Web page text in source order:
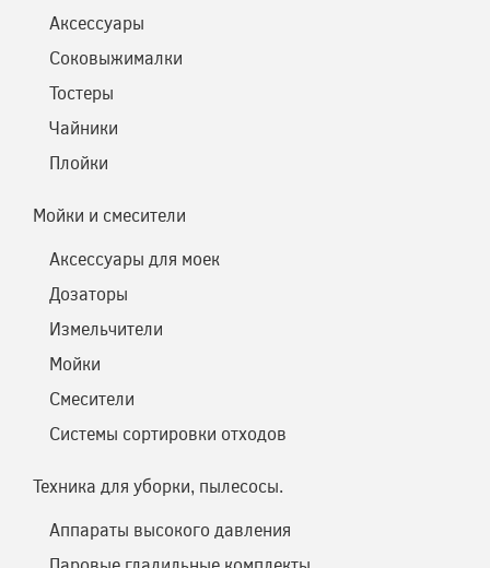
Аксессуары
Соковыжималки
Тостеры
Чайники
Плойки
Мойки и смесители
Аксессуары для моек
Дозаторы
Измельчители
Мойки
Смесители
Системы сортировки отходов
Техника для уборки, пылесосы.
Аппараты высокого давления